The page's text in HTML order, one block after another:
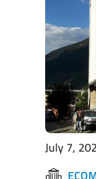
July 7,